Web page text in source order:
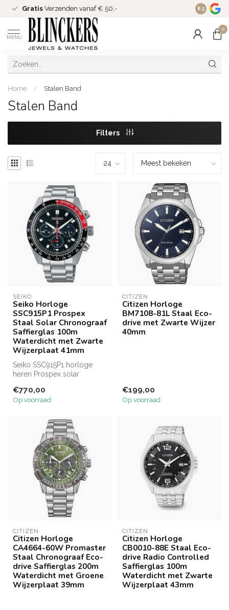
Gratis Verzenden vanaf € 50,- Since
8.5
MENU
0
Home / Stalen Band
Stalen Band
Filters
SEIKO
Seiko Horloge
SSC915P1 Prospex
Staal Solar Chronograaf
Saffierglas 100m
Waterdicht met Zwarte
Wijzerplaat 41mm
Seiko SSC915P1 horloge
heren Prospex solar
zwarte wijze...
€770,00
Op voorraad
CITIZEN
Citizen Horloge
BM7108-81L Staal Eco-
drive met Zwarte Wijzer
40mm
€199,00
Op voorraad
CITIZEN
Citizen Horloge
CA4664-60W Promaster
Staal Chronograaf Eco-
drive Saffierglas 200m
Waterdicht met Groene
Wijzerplaat 39mm
CITIZEN
Citizen Horloge
CB0010-88E Staal Eco-
drive Radio Controlled
Saffierglas 100m
Waterdicht met Zwarte
Wijzerplaat 43mm